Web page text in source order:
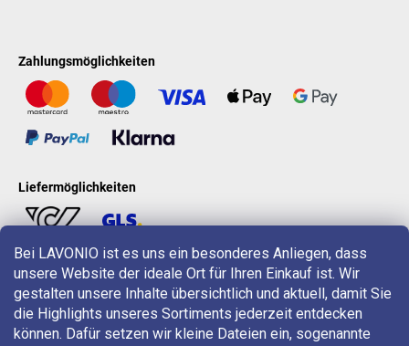
Bei LAVONIO ist es uns ein besonderes Anliegen, dass
unsere Website der ideale Ort für Ihren Einkauf ist. Wir
gestalten unsere Inhalte übersichtlich und aktuell, damit Sie
die Highlights unseres Sortiments jederzeit entdecken
können. Dafür setzen wir kleine Dateien ein, sogenannte
Zahlungsmöglichkeiten
Liefermöglichkeiten
LAVONIO in der Welt